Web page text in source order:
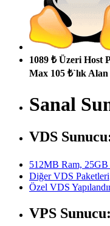
1089 ₺ Üzeri Host
Max 105 ₺`lık Alan
Sanal
VDS
512MB Ram,
Diğer VDS Paketleri
Özel VDS
VPS Sunucu: